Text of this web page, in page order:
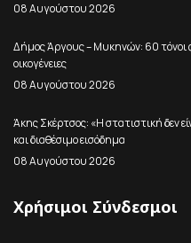
08 Αυγούστου 2026
Δήμος Άργους – Μυκηνών: 60 τόνοι
οικογένειες
08 Αυγούστου 2026
Άκης Σκέρτσος: «Η στατιστική δεν
και διαθέσιμο εισόδημα
08 Αυγούστου 2026
Χρήσιμοι Σύνδεσμοι